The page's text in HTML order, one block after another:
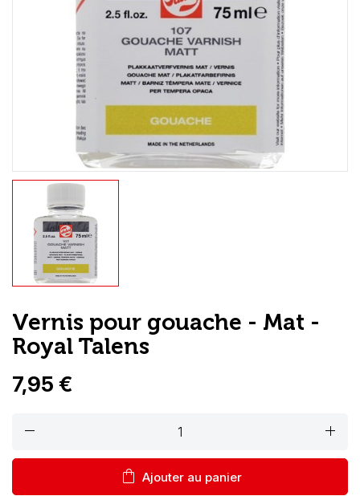
Loisirs Créatifs
Coffrets & cadeaux
Encadrement
Contact / Aide
Vernis pour gouache - Mat -
Royal Talens
7,95 €
remove add
shopping_bag Ajouter au panier